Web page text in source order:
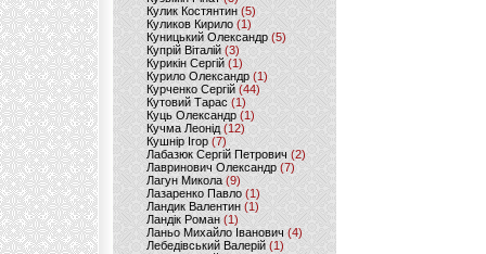
Кулик Костянтин(5)
Куликов Кирило (1)
Куницький Олександр (5)
Купрій Віталій (3)
Курикін Сергій(1)
Курило Олександр (1)
Курченко Сергій (44)
Кутовий Тарас (1)
Куць Олександр (1)
Кучма Леонід (12)
Кушнір Ігор(7)
Лабазюк Сергій Петрович (2)
Лавринович Олександр(7)
Лагун Микола(9)
Лазаренко Павло (1)
Ландик Валентин (1)
Ландік Роман (1)
Ланьо Михайло Іванович(4)
Лебедівський Валерій(1)